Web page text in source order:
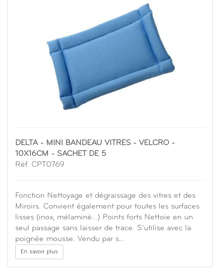
DELTA - MINI BANDEAU VITRES - VELCRO -
10X16CM - SACHET DE 5
Réf. CPT0769
Fonction Nettoyage et dégraissage des vitres et des
Miroirs. Convient également pour toutes les surfaces
lisses (inox, mélaminé...) Points forts Nettoie en un
seul passage sans laisser de trace. S’utilise avec la
poignée mousse. Vendu par s…
En savoir plus